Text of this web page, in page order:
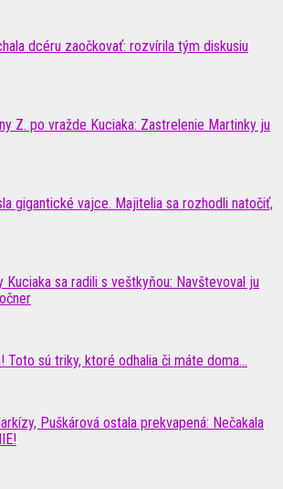
dcéru zaočkovať: rozvírila tým diskusiu
Z. po vražde Kuciaka: Zastrelenie Martinky ju
gigantické vajce. Majitelia sa rozhodli natočiť,
sa radili s veštkyňou: Navštevoval ju
Toto sú triky, ktoré odhalia či máte doma...
Puškárová ostala prekvapená: Nečakala